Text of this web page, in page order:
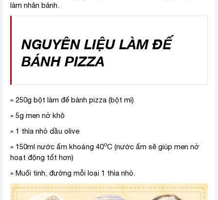
làm nhân bánh.
NGUYÊN LIỆU LÀM ĐẾ
BÁNH PIZZA
» 250g bột làm đế bánh pizza (bột mì)
» 5g men nở khô
» 1 thìa nhỏ dầu olive
» 150ml nước ấm khoảng 40oC (nước ấm sẽ giúp men nở
hoạt động tốt hơn)
» Muối tinh, đường mỗi loại 1 thìa nhỏ.